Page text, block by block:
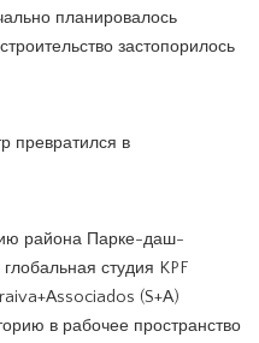
планировалось
застопорилось
района Парке-даш-
студия KPF
(S+A)
в рабочее пространство